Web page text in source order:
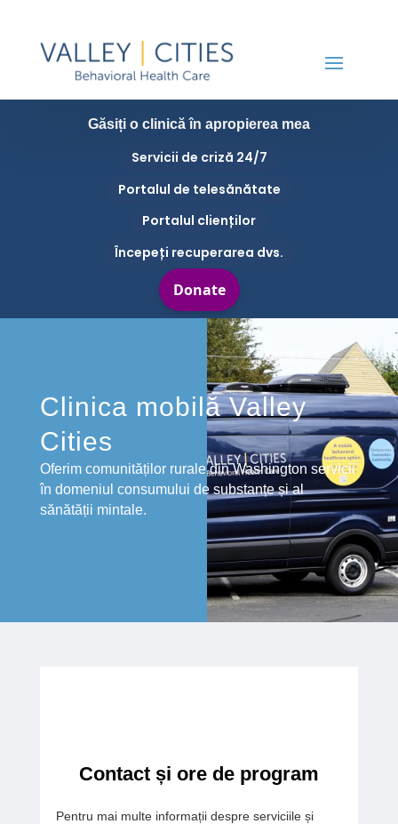
Găsiți o clinică în apropierea mea
Servicii de criză 24/7
Portalul de telesănătate
Portalul clienților
Începeți recuperarea dvs.
Clinica mobilă Valley
Cities
Oferim comunităților rurale din Washington servicii
în domeniul consumului de substanțe și al
sănătății mintale.
Contact și ore de program
Pentru mai multe informații despre serviciile și